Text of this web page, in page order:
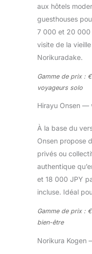
aux hôtels
guesthouses
7 000 et 20 000
visite de la
Norikuradake.
Gamme de prix :
voyageurs solo
Hirayu Onsen —
À la base du
Onsen propose
privés ou
authentique
et 18 000 JPY
incluse. Idéal
Gamme de prix :
bien-être
Norikura Kogen